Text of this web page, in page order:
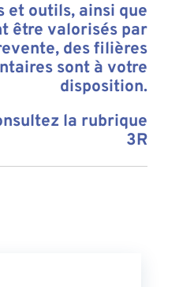
et outils, ainsi que
être valorisés par
des filières
sont à votre
disposition.
la rubrique
3R